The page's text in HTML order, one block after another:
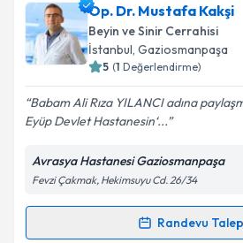
Op. Dr. Duygu Baykaliçin
oluşturun. Size bu uzmandan
takvim hazırlandığında e-posta
Kişisel verilerimin
Metni'ni okudum ve kişisel
kapsamda işlenmesini kabul
Op. Dr. Mustafa Kakşi
Beyin ve Sinir Cerrahisi
İstanbul, Gaziosmanpaşa
5 (1 Değerlendirme)
Babam Ali Rıza YILANCI adına
Eyüp Devlet Hastanesin‘...
Avrasya Hastanesi Gaziosmanpaşa
Fevzi Çakmak, Hekimsuyu Cd. 26/34
Randevu
Randevu Takvimi Talebi